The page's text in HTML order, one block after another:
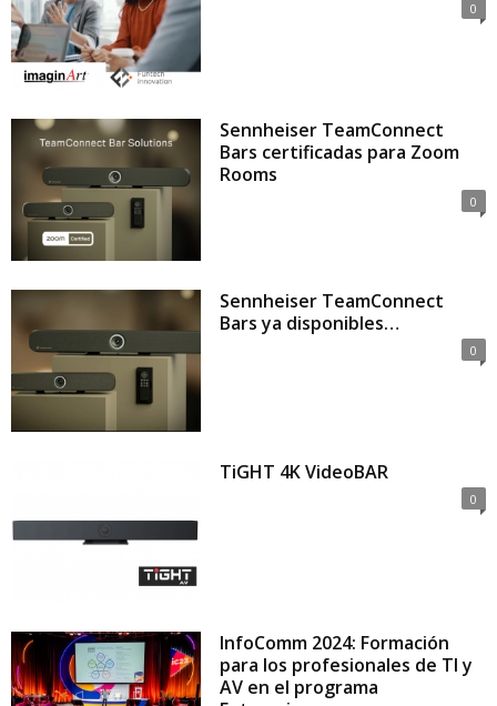
0
Sennheiser TeamConnect
Bars certificadas para Zoom
Rooms
0
Sennheiser TeamConnect
Bars ya disponibles…
0
TiGHT 4K VideoBAR
0
InfoComm 2024: Formación
para los profesionales de TI y
AV en el programa